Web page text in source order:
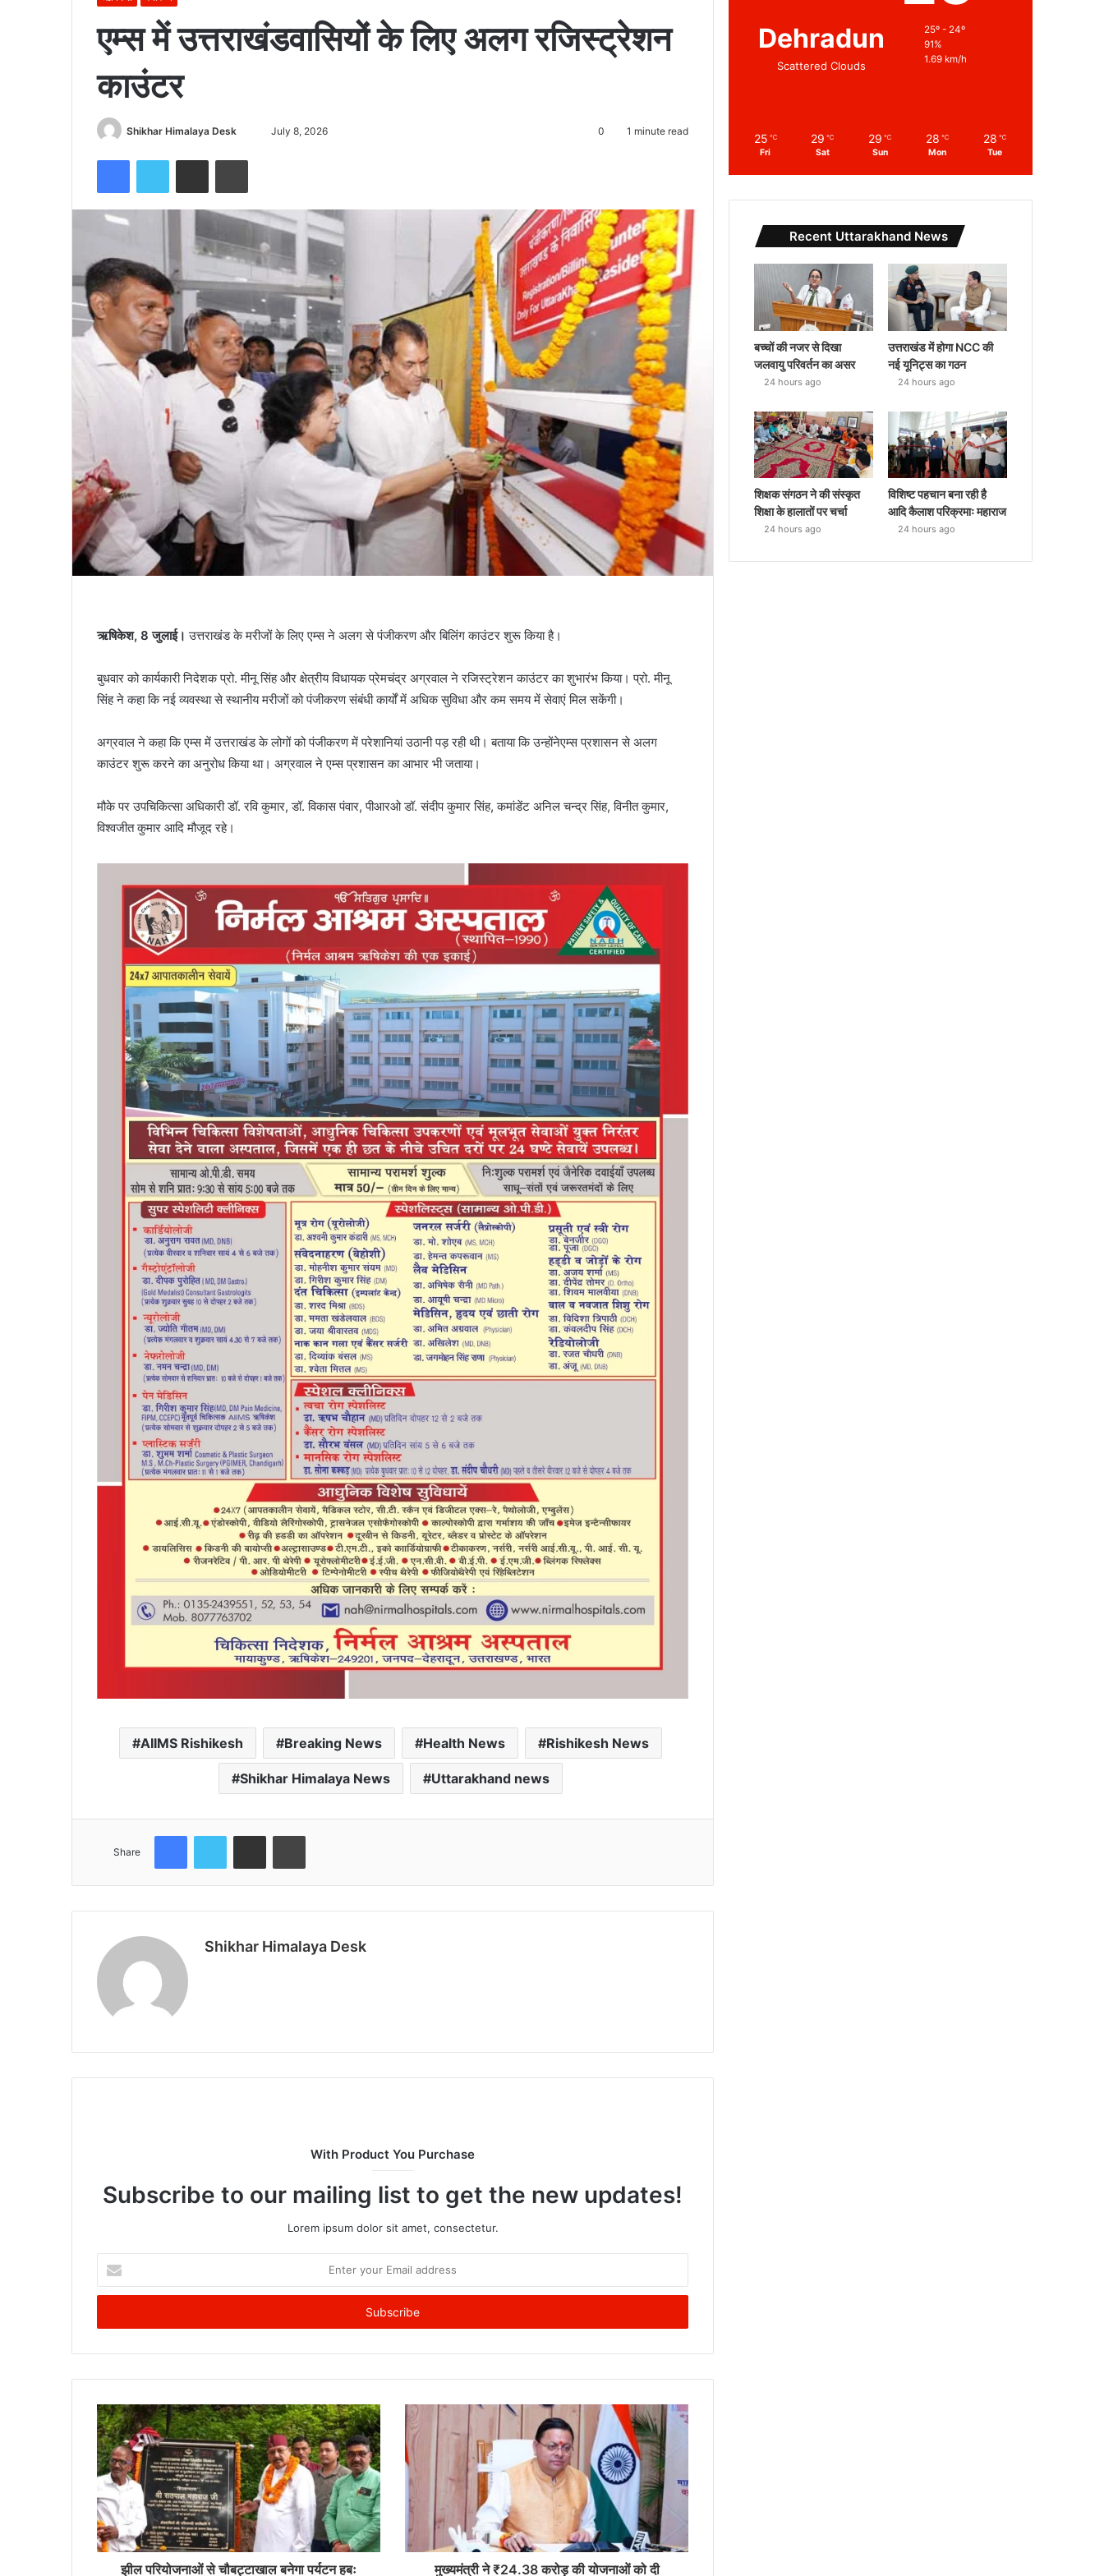
एम्स में उत्तराखंडवासियों के लिए अलग रजिस्ट्रेशन
काउंटर
Shikhar Himalaya Desk
SendJuly 8, 2026 0 1 minute read
FacebookTwitter Share via Email Print
ऋषिकेश, 8 जुलाई। उत्तराखंड के मरीजों के लिए एम्स ने अलग से पंजीकरण और बिलिंग काउंटर शुरू किया है।
बुधवार को कार्यकारी निदेशक प्रो. मीनू सिंह और क्षेत्रीय विधायक प्रेमचंद्र अग्रवाल ने रजिस्ट्रेशन काउंटर का शुभारंभ किया। प्रो. मीनू
सिंह ने कहा कि नई व्यवस्था से स्थानीय मरीजों को पंजीकरण संबंधी कार्यों में अधिक सुविधा और कम समय में सेवाएं मिल सकेंगी।
अग्रवाल ने कहा कि एम्स में उत्तराखंड के लोगों को पंजीकरण में परेशानियां उठानी पड़ रही थी। बताया कि उन्होंनेएम्स प्रशासन से अलग
काउंटर शुरू करने का अनुरोध किया था। अग्रवाल ने एम्स प्रशासन का आभार भी जताया।
मौके पर उपचिकित्सा अधिकारी डॉ. रवि कुमार, डॉ. विकास पंवार, पीआरओ डॉ. संदीप कुमार सिंह, कमांडेंट अनिल चन्द्र सिंह, विनीत कुमार,
विश्वजीत कुमार आदि मौजूद रहे।
AIIMS Rishikesh Breaking News Health News Rishikesh News
Shikhar Himalaya News Uttarakhand news
Share
FacebookTwitter Share via Email Print
Shikhar Himalaya Desk
With Product You Purchase
Subscribe to our mailing list to get the new updates!
Lorem ipsum dolor sit amet, consectetur.
your
Email
झील परियोजनाओं से चौबट्टाखाल बनेगा पर्यटन हबः मुख्यमंत्री ने ₹24.38 करोड़ की योजनाओं को दी
Dehradun
Scattered Clouds
25º - 24º
91%
1.69 km/h
25 ℃
Fri
29 ℃
Sat
29 ℃
Sun
28 ℃
Mon
28 ℃
Tue
Recent Uttarakhand News
बच्चों की नजर से दिखा
जलवायु परिवर्तन का असर
24 hours ago
उत्तराखंड में होगा NCC की
नई यूनिट्स का गठन
24 hours ago
शिक्षक संगठन ने की संस्कृत
शिक्षा के हालातों पर चर्चा
24 hours ago
विशिष्ट पहचान बना रही है
आदि कैलाश परिक्रमाः महाराज
24 hours ago